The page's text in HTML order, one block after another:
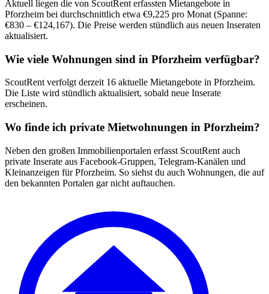
Aktuell liegen die von ScoutRent erfassten Mietangebote in
Pforzheim bei durchschnittlich etwa €9,225 pro Monat (Spanne:
€830 – €124,167). Die Preise werden stündlich aus neuen Inseraten
aktualisiert.
Wie viele Wohnungen sind in Pforzheim verfügbar?
ScoutRent verfolgt derzeit 16 aktuelle Mietangebote in Pforzheim.
Die Liste wird stündlich aktualisiert, sobald neue Inserate
erscheinen.
Wo finde ich private Mietwohnungen in Pforzheim?
Neben den großen Immobilienportalen erfasst ScoutRent auch
private Inserate aus Facebook-Gruppen, Telegram-Kanälen und
Kleinanzeigen für Pforzheim. So siehst du auch Wohnungen, die auf
den bekannten Portalen gar nicht auftauchen.